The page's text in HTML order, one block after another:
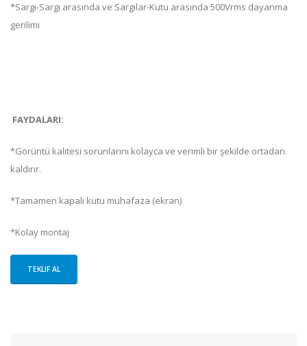
*Sargı-Sargı arasında ve Sargılar-Kutu arasında 500Vrms dayanma
gerilimi
FAYDALARI:
*Görüntü kalitesi sorunlarını kolayca ve verimli bir şekilde ortadan
kaldırır.
*Tamamen kapalı kutu muhafaza (ekran)
*Kolay montaj
TEKLIF AL